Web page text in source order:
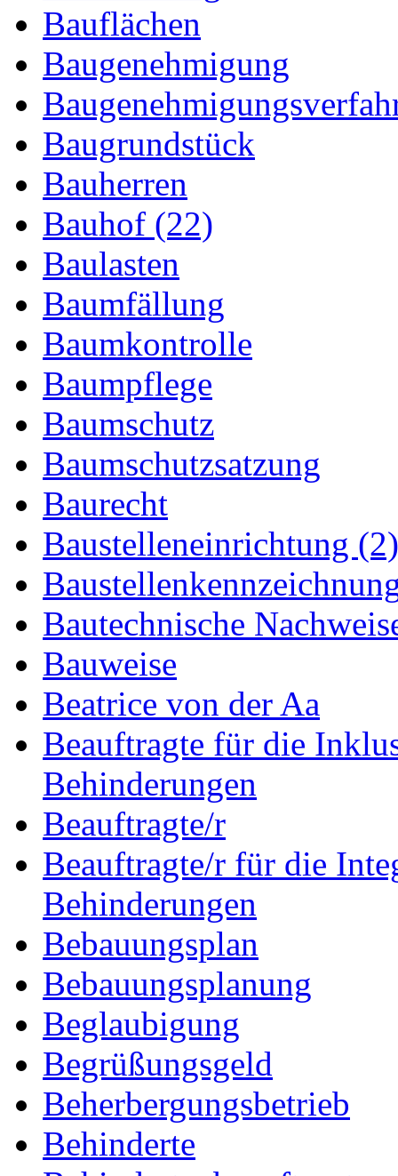
Bauflächen
Baugenehmigung
Baugrundstück
Bauherren
Bauhof (22)
Baulasten
Baumfällung
Baumkontrolle
Baumpflege
Baumschutz
Baumschutzsatzung
Baurecht
Baustelleneinrichtung (2)
Bautechnische
Bauweise
Beatrice von der Aa
Beauftragte für die
Behinderungen
Beauftragte/r
Beauftragte/r für die
Behinderungen
Bebauungsplan
Bebauungsplanung
Beglaubigung
Begrüßungsgeld
Beherbergungsbetrieb
Behinderte